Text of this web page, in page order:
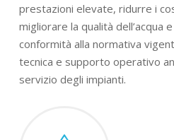
prestazioni elevate, ridurre i
migliorare la qualità dell’acqua
conformità alla normativa
tecnica e supporto operativo
servizio degli impianti.